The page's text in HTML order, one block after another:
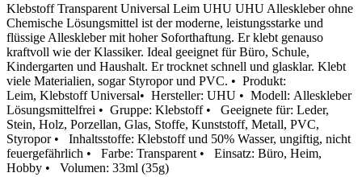
Klebstoff Transparent Universal Leim UHU UHU Alleskleber ohne
Chemische Lösungsmittel ist der moderne, leistungsstarke und
flüssige Alleskleber mit hoher Soforthaftung. Er klebt genauso
kraftvoll wie der Klassiker. Ideal geeignet für Büro, Schule,
Kindergarten und Haushalt. Er trocknet schnell und glasklar. Klebt
viele Materialien, sogar Styropor und PVC. • Produkt:
Leim, Klebstoff Universal• Hersteller: UHU • Modell: Alleskleber
Lösungsmittelfrei • Gruppe: Klebstoff • Geeignete für: Leder,
Stein, Holz, Porzellan, Glas, Stoffe, Kunststoff, Metall, PVC,
Styropor • Inhaltsstoffe: Klebstoff und 50% Wasser, ungiftig, nicht
feuergefährlich • Farbe: Transparent • Einsatz: Büro, Heim,
Hobby • Volumen: 33ml (35g)